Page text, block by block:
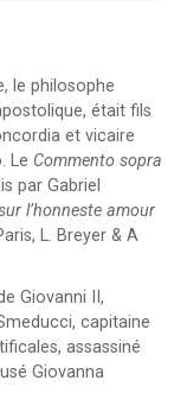
le philosophe
était fils
et vicaire
Le Commento sopra
par Gabriel
l’honneste amour
L. Breyer & A
Giovanni II,
capitaine
assassiné
Giovanna